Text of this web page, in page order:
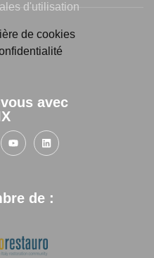
d'utilisation
de cookies
avec
de :